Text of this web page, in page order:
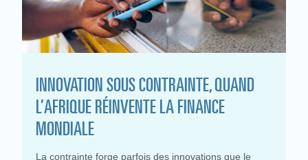
INNOVATION SOUS CONTRAINTE, QUAND
L’AFRIQUE RÉINVENTE LA FINANCE
MONDIALE
La contrainte forge parfois des innovations que le